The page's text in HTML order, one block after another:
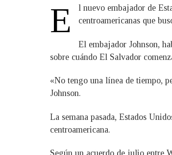
E
l nuevo embajador de
centroamericanas que
El embajador Johnson,
sobre cuándo El Salvador
«No tengo una línea de tiempo,
Johnson.
La semana pasada, Estados
centroamericana.